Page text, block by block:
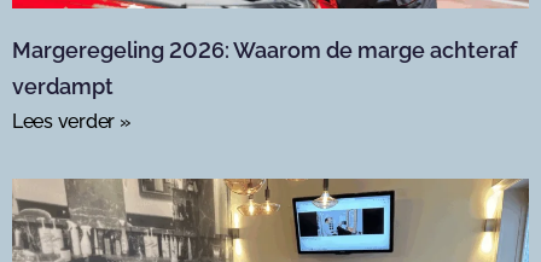
Margeregeling 2026: Waarom de marge achteraf
verdampt
Lees verder »